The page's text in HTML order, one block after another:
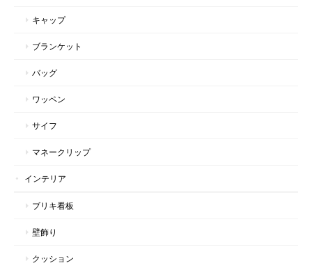
キャップ
ブランケット
バッグ
ワッペン
サイフ
マネークリップ
インテリア
ブリキ看板
壁飾り
クッション